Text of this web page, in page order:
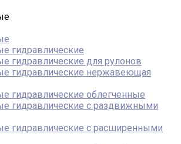
гидравлические
гидравлические для рулонов
гидравлические нержавеющая
гидравлические облегченные
гидравлические с раздвижными
гидравлические с расширенными